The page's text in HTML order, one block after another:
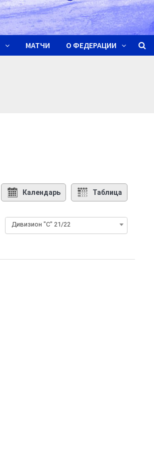
МАТЧИ О ФЕДЕРАЦИИ
Календарь Таблица
Дивизион "С" 21/22